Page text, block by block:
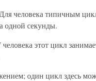
человека типич­ным
одной секунды.
этот цикл
один цикл здесь